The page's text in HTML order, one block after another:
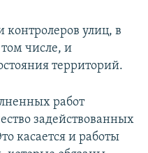
контролеров улиц, в
числе, и
территорий.
работ
задействованных
касается и работы